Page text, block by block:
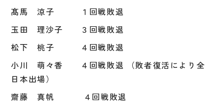
髙馬 涼子 １回戦敗退
玉田 理沙子 ３回戦敗退
松下 桃子 ４回戦敗退
小川 萌々香 ４回戦敗退 （敗者復活により全
日本出場）
齋藤 真帆 ４回戦敗退